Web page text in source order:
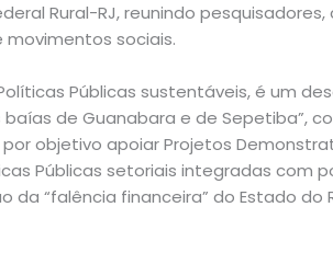
Rural-RJ, reunindo
sociais.
Públicas sustentáveis, é um
de Guanabara e de Sepetiba”,
objetivo apoiar Projetos
Públicas setoriais integradas com
“falência financeira” do Estado do